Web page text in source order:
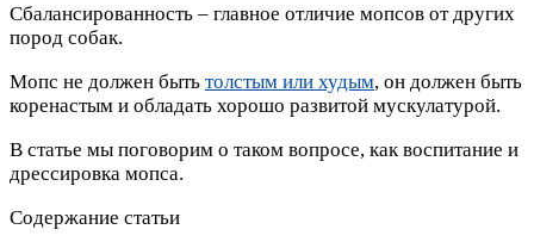
Сбалансированность – главное отличие мопсов от других
пород собак.
Мопс не должен быть толстым или худым, он должен быть
коренастым и обладать хорошо развитой мускулатурой.
В статье мы поговорим о таком вопросе, как воспитание и
дрессировка мопса.
Содержание статьи